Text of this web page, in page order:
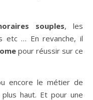
souples, les
etc … En revanche, il
pour réussir sur ce
encore le métier de
haut. Et pour une